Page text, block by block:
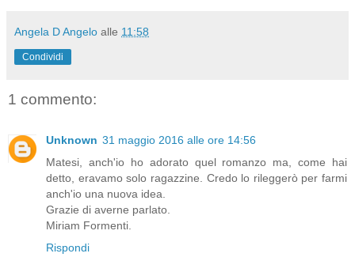
Angela D Angelo alle 11:58
Condividi
1 commento:
Unknown 31 maggio 2016 alle ore 14:56
Matesi, anch'io ho adorato quel romanzo ma, come hai
detto, eravamo solo ragazzine. Credo lo rileggerò per farmi
anch'io una nuova idea.
Grazie di averne parlato.
Miriam Formenti.
Rispondi